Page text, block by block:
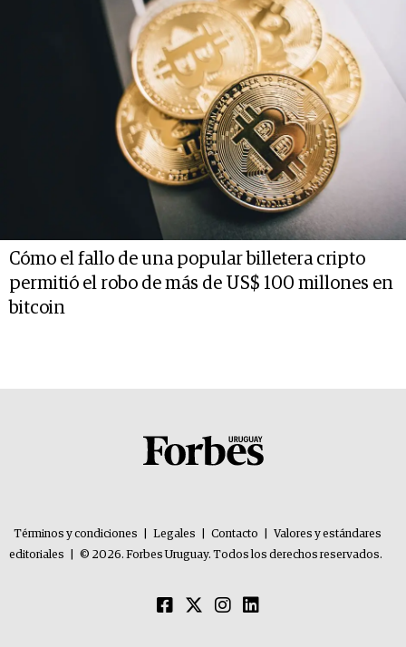
Cómo el fallo de una popular billetera cripto
permitió el robo de más de US$ 100 millones en
bitcoin
Términos y condiciones Legales Contacto
Valores y estándares
editoriales
© 2026. Forbes Uruguay. Todos los derechos reservados.